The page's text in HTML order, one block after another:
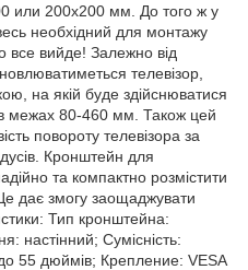
или 200x200 мм. До того ж у
необхідний для монтажу
все вийде! Залежно від
телевізор,
на якій буде здійснюватися
межах 80-460 мм. Також цей
повороту телевізора за
Кронштейн для
та компактно розмістити
дає змогу заощаджувати
Тип кронштейна:
настінний; Сумісність:
55 дюймів; Крепление: VESA